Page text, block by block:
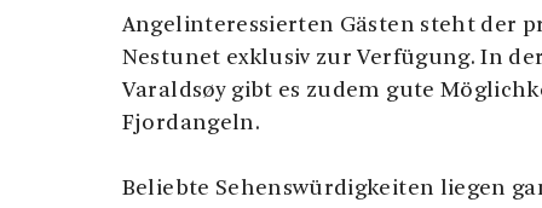
Angelinteressierten Gästen steht der
Nestunet exklusiv zur Verfügung. In
Varaldsøy gibt es zudem gute
Fjordangeln.
Beliebte Sehenswürdigkeiten liegen